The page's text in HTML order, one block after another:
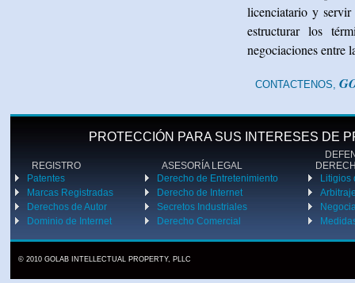
licenciatario y servir
estructurar los
negociaciones entre
CONTACTENOS,
PROTECCIÓN PARA SUS INTERESES DE
REGISTRO ASESORÍA LEGAL
Patentes
Marcas Registradas
Derechos de Autor
Dominio de Internet
Derecho de Entretenimiento
Derecho de Internet
Secretos Industriales
Derecho Comercial
Litigios
© 2010 GOLAB INTELLECTUAL PROPERTY, PLLC